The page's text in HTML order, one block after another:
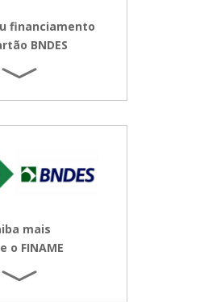
financiamento
BNDES
mais
o FINAME